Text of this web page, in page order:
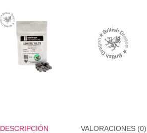
DESCRIPCIÓN VALORACIONES (0)